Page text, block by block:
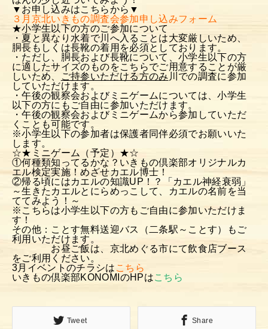
トップ
イベント&最新情報
プロジェクト
ご利用方法
施設ガイド
メッセージ
京北100選
お問い合わせ
▼お申し込みはこちらから▼
３月京北いきもの調査会参加申し込みフォーム
★小学生以下の方のご参加について
・夏と異なり水着で川へ入ることは大変厳しいため、
胴長もしくは長靴の着用を必須としております。
・ただし、胴長および長靴について、小学生以下の方
に適したサイズのものをこちらでご用意することが厳
しいため、
ご持参いただける方のみ 川での調査に参加
していただけます。
・午後の観察会およびミニゲームについては、小学生
以下の方にもご自由に参加いただけます。
・午後の観察会およびミニゲームから参加していただ
くことも可能です。
※小学生以下の参加者は保護者同伴必須でお願いいた
します。
☆★ミニゲーム（予定）★☆
①何種類知ってるかな？いきもの倶楽部オリジナルカ
エル検定実施！めざせカエル博士！
②帰る頃にはカエルの知識UP！？「カエル神経衰弱」
～生きたカエルとにらめっこして、カエルの名前を当
ててみよう！～
※こちらは小学生以下の方もご自由に参加いただけま
す！
その他：ことす無料送迎バス（二条駅～ことす）
もご
利用いただけます。
お昼ご飯は、京北めぐる市にて飲食店ブース
をご利用ください。
3月イベントのチラシは こちら
いきもの倶楽部KONOMIのHPはこちら
Tweet Share